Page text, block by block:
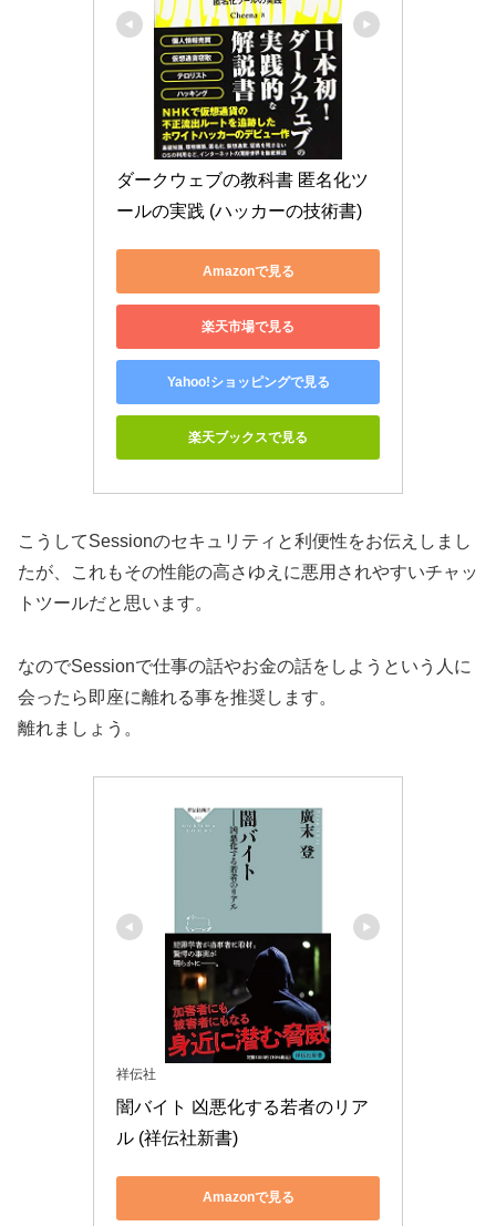
ダークウェブの教科書 匿名化ツ
ールの実践 (ハッカーの技術書)
Amazonで見る
楽天市場で見る
Yahoo!ショッピングで見る
楽天ブックスで見る
こうしてSessionのセキュリティと利便性をお伝えしまし
たが、これもその性能の高さゆえに悪用されやすいチャッ
トツールだと思います。
なのでSessionで仕事の話やお金の話をしようという人に
会ったら即座に離れる事を推奨します。
離れましょう。
祥伝社
闇バイト 凶悪化する若者のリア
ル (祥伝社新書)
Amazonで見る